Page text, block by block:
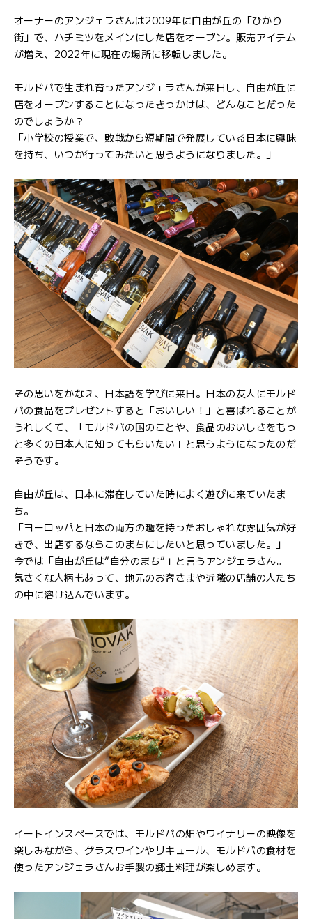
オーナーのアンジェラさんは2009年に自由が丘の「ひかり
街」で、ハチミツをメインにした店をオープン。販売アイテム
が増え、2022年に現在の場所に移転しました。
モルドバで生まれ育ったアンジェラさんが来日し、自由が丘に
店をオープンすることになったきっかけは、どんなことだった
のでしょうか？
「小学校の授業で、敗戦から短期間で発展している日本に興味
を持ち、いつか行ってみたいと思うようになりました。」
その思いをかなえ、日本語を学びに来日。日本の友人にモルド
バの食品をプレゼントすると「おいしい！」と喜ばれることが
うれしくて、「モルドバの国のことや、食品のおいしさをもっ
と多くの日本人に知ってもらいたい」と思うようになったのだ
そうです。
自由が丘は、日本に滞在していた時によく遊びに来ていたま
ち。
「ヨーロッパと日本の両方の趣を持ったおしゃれな雰囲気が好
きで、出店するならこのまちにしたいと思っていました。」
今では「自由が丘は“自分のまち”」と言うアンジェラさん。
気さくな人柄もあって、地元のお客さまや近隣の店舗の人たち
の中に溶け込んでいます。
イートインスペースでは、モルドバの畑やワイナリーの映像を
楽しみながら、グラスワインやリキュール、モルドバの食材を
使ったアンジェラさんお手製の郷土料理が楽しめます。